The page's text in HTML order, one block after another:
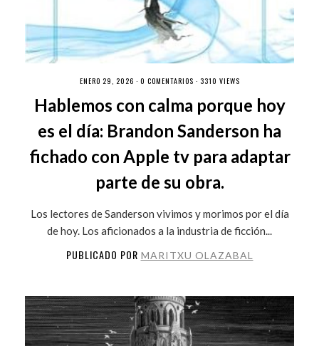
ENERO 29, 2026 · 0 COMENTARIOS · 3310 VIEWS
Hablemos con calma porque hoy
es el día: Brandon Sanderson ha
fichado con Apple tv para adaptar
parte de su obra.
Los lectores de Sanderson vivimos y morimos por el día
de hoy. Los aficionados a la industria de ficción...
PUBLICADO POR MARITXU OLAZABAL